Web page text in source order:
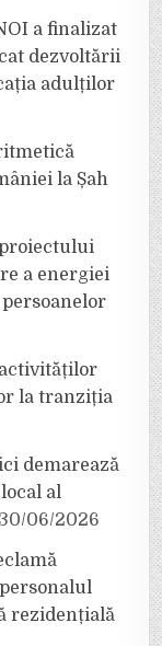
a finalizat
dezvoltării
adulților
la Șah
a energiei
la tranziția
demarează
al
30/06/2026
rezidențială